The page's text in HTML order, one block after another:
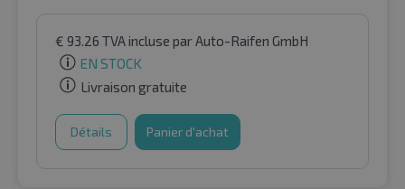
€ 93.26 TVA incluse par Auto-Raifen GmbH
EN STOCK
Livraison gratuite
Détails Panier d'achat